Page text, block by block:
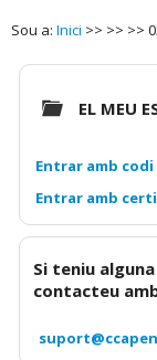
Sou a: Inici >> >> >>
EL MEU
Entrar amb
Si teniu
contacteu